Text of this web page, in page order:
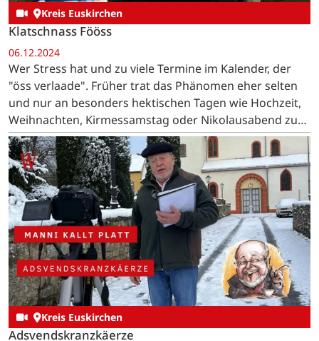
Kreis Euskirchen
Klatschnass Fööss
06.12.2024
Wer Stress hat und zu viele Termine im Kalender, der
"öss verlaade". Früher trat das Phänomen eher selten
und nur an besonders hektischen Tagen wie Hochzeit,
Weihnachten, Kirmessamstag oder Nikolausabend zu
Tage.
Kreis Euskirchen
Adsvendskranzkäerze